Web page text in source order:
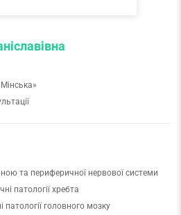
та периферичної нервової системи
патології хребта
патології головного мозку